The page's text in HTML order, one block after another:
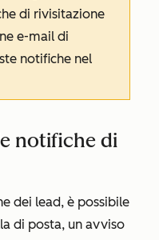
di rivisitazione
e-mail di
notifiche nel
notifiche di
dei lead, è possibile
di posta, un avviso